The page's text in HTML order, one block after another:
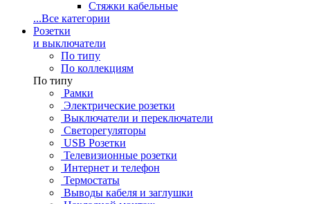
Стяжки кабельные
...Все категории
Розетки
и выключатели
По типу
По коллекциям
По типу
Рамки
Электрические розетки
Выключатели и переключатели
Светорегуляторы
USB Розетки
Телевизионные розетки
Интернет и телефон
Термостаты
Выводы кабеля и заглушки